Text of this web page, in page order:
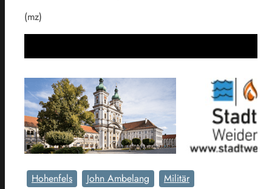
(mz)
Hohenfels John Ambelang
Militär